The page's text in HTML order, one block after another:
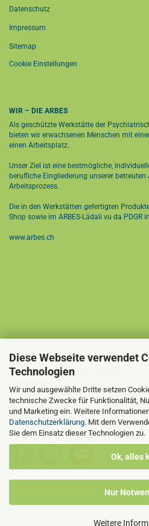
Diese Webseite verwendet
Technologien
Wir und ausgewählte Dritte setzen
technische Zwecke für Funktionalität,
und Marketing ein. Weitere
Datenschutzerklärung. Mit dem
Sie dem Einsatz dieser Technologien zu.
Ok, alles
Nur
Weitere
Datenschutz
Impressum
Sitemap
Cookie Einstellungen
WIR – DIE ARBES
Als geschützte Werkstätte der
bieten wir erwachsenen Menschen mit
einen Arbeitsplatz.
Unser Ziel ist eine bestmögliche,
berufliche Eingliederung unserer betreuten
Arbeitsprozess.
Die in den Werkstätten gefertigten
Shop sowie im ARBES-Lädali vu da PDGR
www.arbes.ch
ARBES
Psychiatrische Dienste Graubünden
7405 Rothenbrunnen
Tel. +41 58 225 44 51
info@arbes.ch